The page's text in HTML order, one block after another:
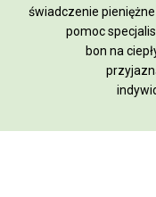
świadczenie
pomoc
bon na